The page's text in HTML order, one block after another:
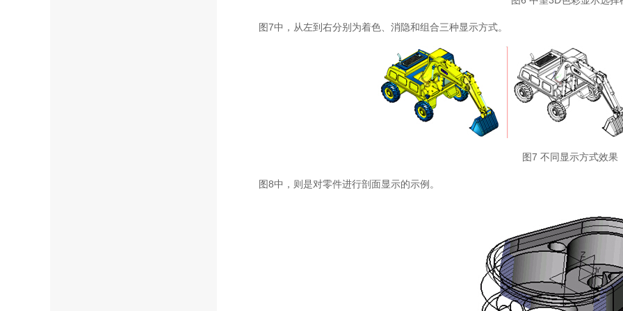
图7中，从左到右分别为着色、消隐和组合三种显示方式。
图7 不同显示方式效果
图8中，则是对零件进行剖面显示的示例。